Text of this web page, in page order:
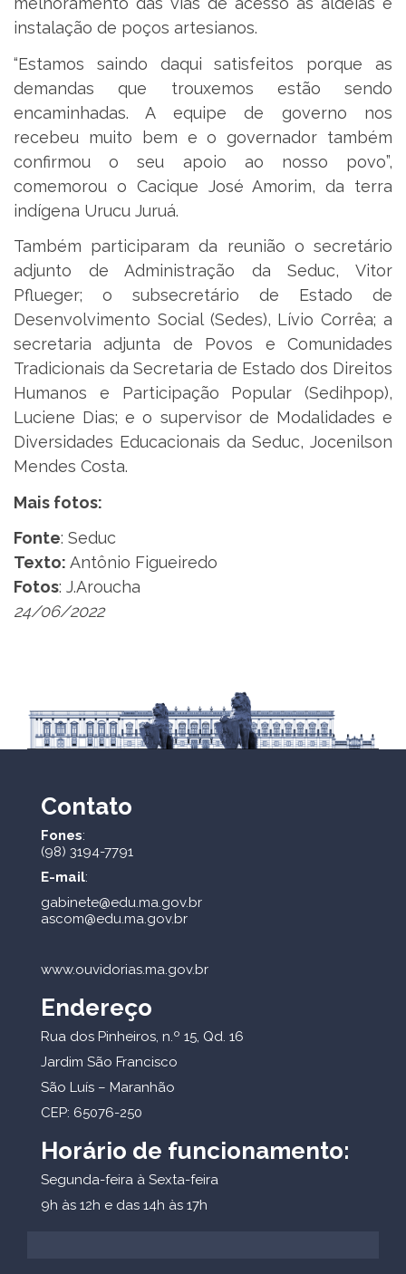
instalação de poços artesianos.
“Estamos saindo daqui satisfeitos porque as
demandas que trouxemos estão sendo
encaminhadas. A equipe de governo nos
recebeu muito bem e o governador também
confirmou o seu apoio ao nosso povo”,
comemorou o Cacique José Amorim, da terra
indígena Urucu Juruá.
Também participaram da reunião o secretário
adjunto de Administração da Seduc, Vitor
Pflueger; o subsecretário de Estado de
Desenvolvimento Social (Sedes), Lívio Corrêa; a
secretaria adjunta de Povos e Comunidades
Tradicionais da Secretaria de Estado dos Direitos
Humanos e Participação Popular (Sedihpop),
Luciene Dias; e o supervisor de Modalidades e
Diversidades Educacionais da Seduc, Jocenilson
Mendes Costa.
Mais fotos:
Fonte: Seduc
Texto: Antônio Figueiredo
Fotos: J.Aroucha
24/06/2022
Contato
Fones:
(98) 3194-7791
E-mail:
gabinete@edu.ma.gov.br
ascom@edu.ma.gov.br
www.ouvidorias.ma.gov.br
Endereço
Rua dos Pinheiros, n.º 15, Qd. 16
Jardim São Francisco
São Luís – Maranhão
CEP: 65076-250
Horário de funcionamento:
Segunda-feira à Sexta-feira
9h às 12h e das 14h às 17h